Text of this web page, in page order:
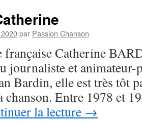
par Passion Chanson
française Catherine
journaliste et animateur-
Bardin, elle est très tôt
chanson. Entre 1978 et
la lecture →